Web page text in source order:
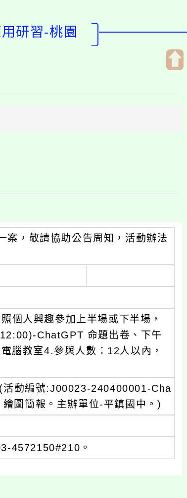
研習-桃園
，敬請協助公告周知，活動辦法
個人興趣參加上半場或下半場，
ChatGPT 命題出卷、下午
腦教室4.參與人數：12人以內，
活動編號:J00023-240400001-Cha
圖簡報。主辦單位-平鎮國中。)
4572150#210。